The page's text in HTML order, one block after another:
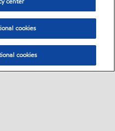
cookies
cookies